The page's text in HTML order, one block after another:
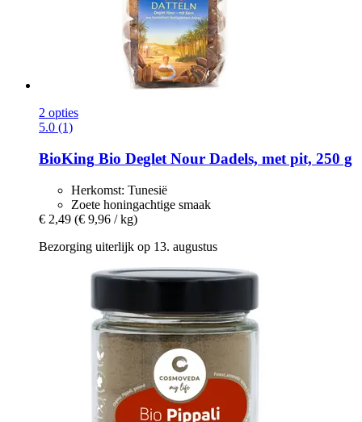
2 opties
5.0 (1)
BioKing Bio Deglet Nour Dadels, met pit, 250 g
Herkomst: Tunesië
Zoete honingachtige smaak
€ 2,49 (€ 9,96 / kg)
Bezorging uiterlijk op 13. augustus